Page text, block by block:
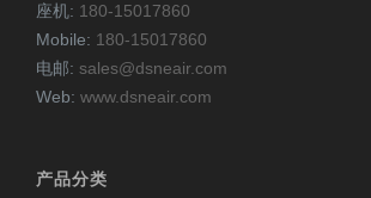
座机: 180-15017860
Mobile: 180-15017860
电邮: sales@dsneair.com
Web: www.dsneair.com
产品分类